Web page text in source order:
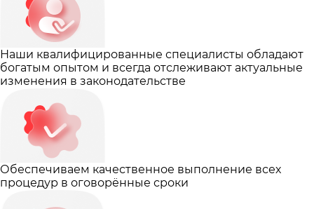
Наши квалифицированные специалисты обладают
богатым опытом и всегда отслеживают актуальные
изменения в законодательстве
Обеспечиваем качественное выполнение всех
процедур в оговорённые сроки